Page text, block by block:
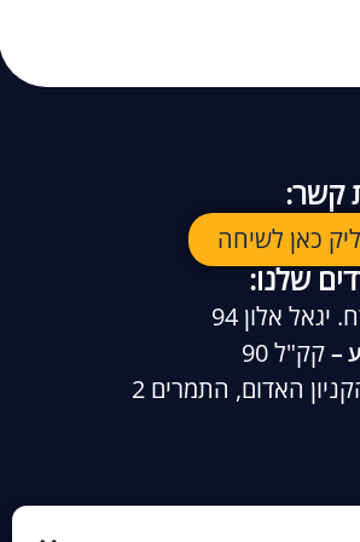
קשר:
כאן לשיחה
שלנו:
יגאל אלון 94
– קק"ל 90
האדום, התמרים 2